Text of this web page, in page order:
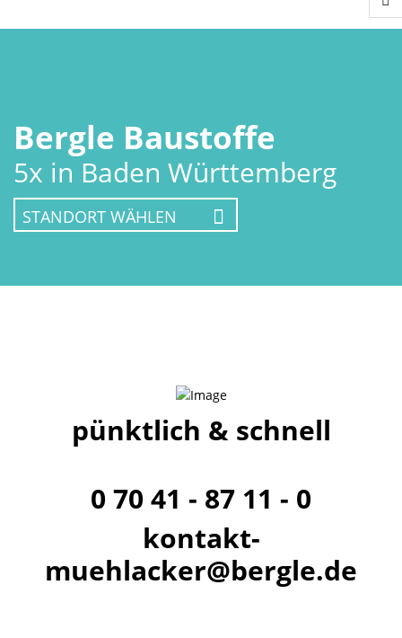
Bergle Baustoffe
5x in Baden Württemberg
pünktlich & schnell
0 70 41 - 87 11 - 0
kontakt-
muehlacker@bergle.de